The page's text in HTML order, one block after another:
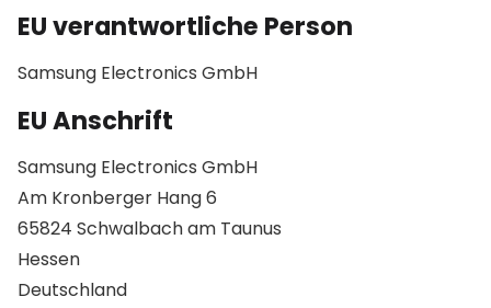
EU verantwortliche Person
Samsung Electronics GmbH
EU Anschrift
Samsung Electronics GmbH
Am Kronberger Hang 6
65824 Schwalbach am Taunus
Hessen
Deutschland